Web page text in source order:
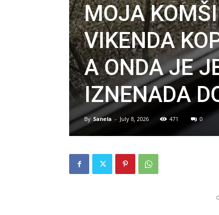
MOJA
VIKENDA
A ONDA JE
IZNENADA
By Sanela - July 8, 2026 471 0